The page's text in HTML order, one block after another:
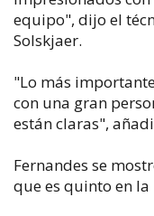
equipo", dijo el
Solskjaer.
"Lo más
con una gran
están claras",
Fernandes se
que es quinto en la